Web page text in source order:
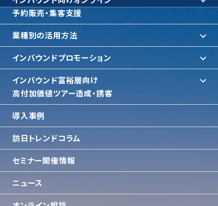
予約販売・集客支援
業種別の活用方法
インバウンドプロモーション
インバウンド富裕層向け
⾼付加価値ツアー造成・誘客
導入事例
訪日トレンドコラム
セミナー開催情報
ニュース